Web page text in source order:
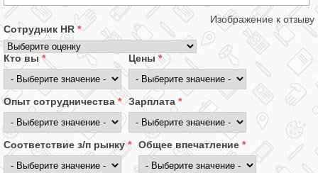
Изображение к отзыву
Сотрудник HR*
Кто вы * Цены*
Опыт сотрудничества* Зарплата *
Соответствие з/п рынку* Общее впечатление *